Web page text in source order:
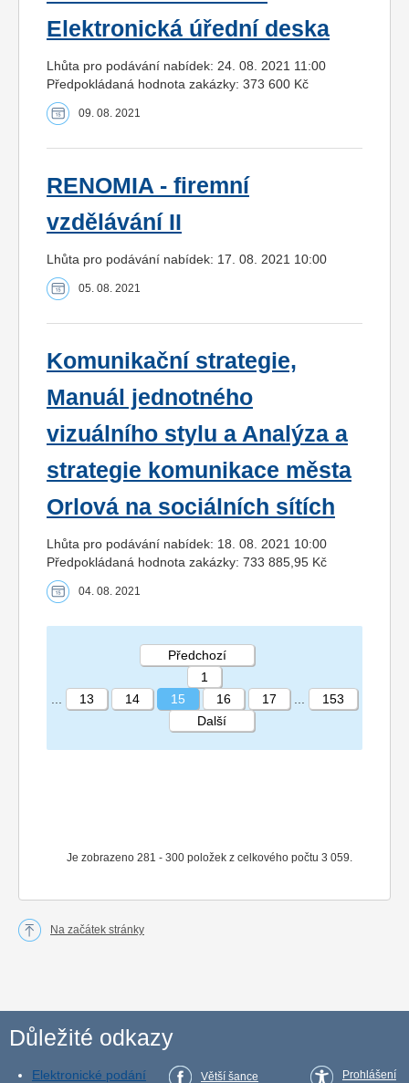
Elektronická úřední deska
Lhůta pro podávání nabídek: 24. 08. 2021 11:00
Předpokládaná hodnota zakázky: 373 600 Kč
09. 08. 2021
RENOMIA - firemní
vzdělávání II
Lhůta pro podávání nabídek: 17. 08. 2021 10:00
05. 08. 2021
Komunikační strategie,
Manuál jednotného
vizuálního stylu a Analýza a
strategie komunikace města
Orlová na sociálních sítích
Lhůta pro podávání nabídek: 18. 08. 2021 10:00
Předpokládaná hodnota zakázky: 733 885,95 Kč
04. 08. 2021
STRÁNKA 15 153
Je zobrazeno 281 - 300 položek z celkového počtu 3 059.
Předchozí
1
13 14 15 16 17
153
Další
Na začátek stránky
Důležité odkazy
Elektronické podání Větší šance Prohlášení